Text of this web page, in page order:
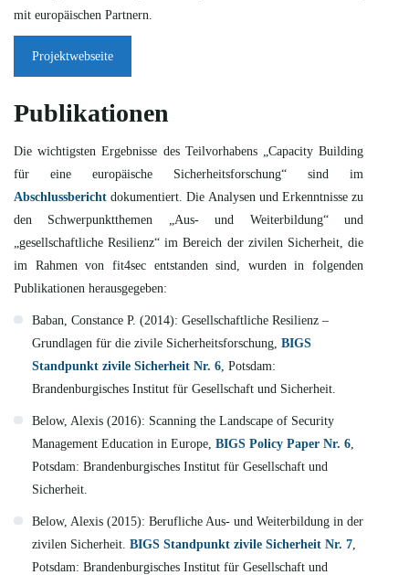
mit europäischen Partnern.
Projektwebseite
Publikationen
Die wichtigsten Ergebnisse des Teilvorhabens „Capacity Building
für eine europäische Sicherheitsforschung“ sind im
Abschlussbericht dokumentiert. Die Analysen und Erkenntnisse zu
den Schwerpunktthemen „Aus- und Weiterbildung“ und
„gesellschaftliche Resilienz“ im Bereich der zivilen Sicherheit, die
im Rahmen von fit4sec entstanden sind, wurden in folgenden
Publikationen herausgegeben:
Baban, Constance P. (2014): Gesellschaftliche Resilienz –
Grundlagen für die zivile Sicherheitsforschung, BIGS
Standpunkt zivile Sicherheit Nr. 6, Potsdam:
Brandenburgisches Institut für Gesellschaft und Sicherheit.
Below, Alexis (2016): Scanning the Landscape of Security
Management Education in Europe, BIGS Policy Paper Nr. 6,
Potsdam: Brandenburgisches Institut für Gesellschaft und
Sicherheit.
Below, Alexis (2015): Berufliche Aus- und Weiterbildung in der
zivilen Sicherheit. BIGS Standpunkt zivile Sicherheit Nr. 7,
Potsdam: Brandenburgisches Institut für Gesellschaft und